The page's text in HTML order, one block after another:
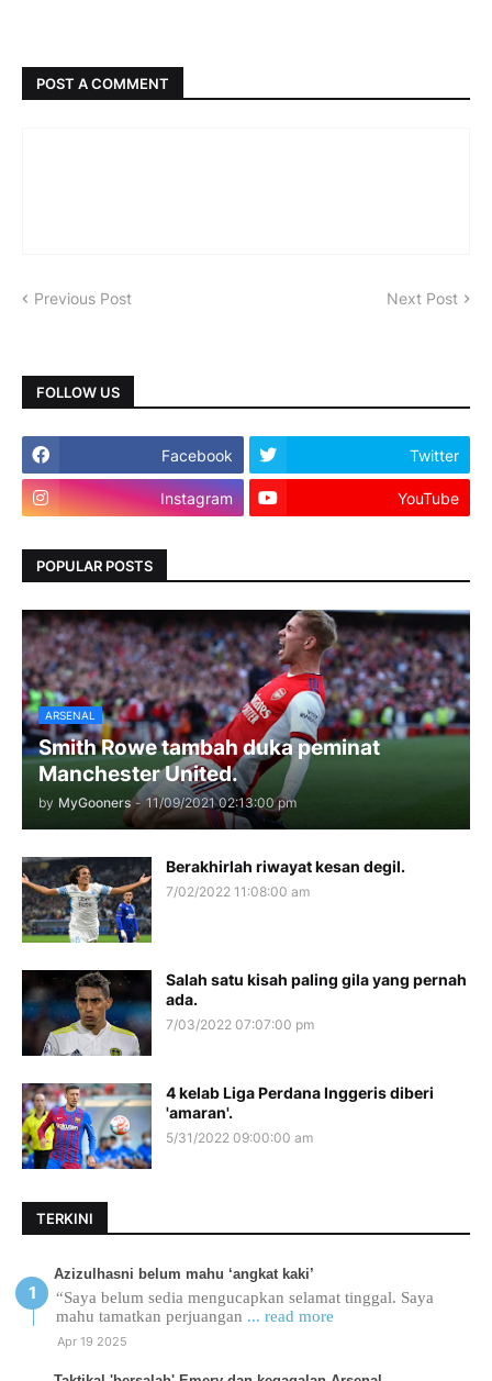
POST A COMMENT
Previous Post Next Post
FOLLOW US
Facebook Twitter
Instagram YouTube
POPULAR POSTS
ARSENAL
Smith Rowe tambah duka peminat
Manchester United.
by MyGooners - 11/09/2021 02:13:00 pm
Berakhirlah riwayat kesan degil.
7/02/2022 11:08:00 am
Salah satu kisah paling gila yang pernah
ada.
7/03/2022 07:07:00 pm
4 kelab Liga Perdana Inggeris diberi
'amaran'.
5/31/2022 09:00:00 am
TERKINI
Azizulhasni belum mahu ‘angkat kaki’
“Saya belum sedia mengucapkan selamat tinggal. Saya
mahu tamatkan perjuangan ... read more
Apr 19 2025